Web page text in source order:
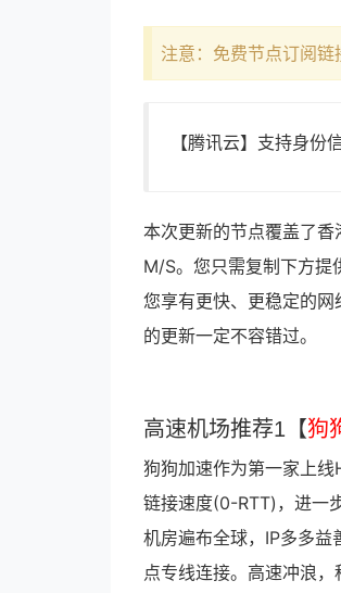
注意：免费节点订阅链
【腾讯云】支持身
本次更新的节点覆盖了
M/S。您只需复制下方
您享有更快、更稳定的
的更新一定不容错过。
高速机场推荐1【狗
狗狗加速作为第一家上
链接速度(0-RTT)，进一
机房遍布全球，IP多多
点专线连接。高速冲浪，